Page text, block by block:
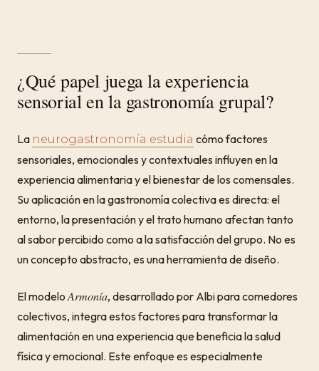
¿Qué papel juega la experiencia
sensorial en la gastronomía grupal?
La neurogastronomía estudia cómo factores
sensoriales, emocionales y contextuales influyen en la
experiencia alimentaria y el bienestar de los comensales.
Su aplicación en la gastronomía colectiva es directa: el
entorno, la presentación y el trato humano afectan tanto
al sabor percibido como a la satisfacción del grupo. No es
un concepto abstracto, es una herramienta de diseño.
El modelo Armonía, desarrollado por Albi para comedores
colectivos, integra estos factores para transformar la
alimentación en una experiencia que beneficia la salud
física y emocional. Este enfoque es especialmente